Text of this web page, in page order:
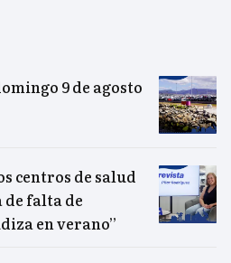
9 de agosto
centros de salud
falta de
en verano”